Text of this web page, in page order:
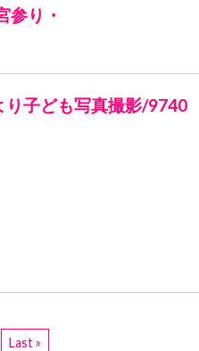
り・
子ども写真撮影/9740
Last »